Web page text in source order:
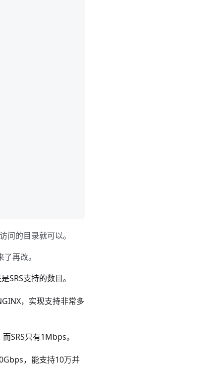
问的目录就可以。
再改。
SRS支持的数目。
，实现支持非常多
SRS只有1Mbps。
，能支持10万并